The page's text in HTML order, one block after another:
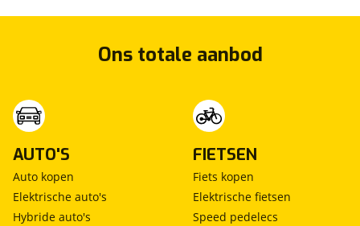
Ons totale aanbod
AUTO'S
Auto kopen
Elektrische auto's
Hybride auto's
FIETSEN
Fiets kopen
Elektrische fietsen
Speed pedelecs